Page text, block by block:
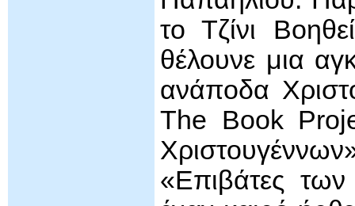
το Τζίνι
θέλουνε μια
ανάποδα
The Book
«Επιβάτες